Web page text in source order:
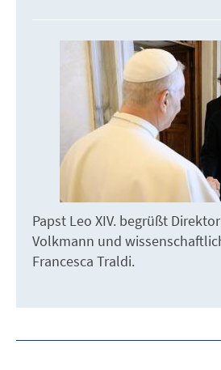
Papst Leo XIV. begrüßt
Volkmann und
Francesca Traldi.